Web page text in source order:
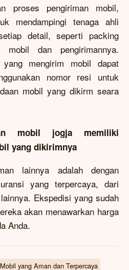
proses pengiriman mobil,
mendampingi tenaga ahli
detail, seperti packing
dan pengirimannya.
yang mengirim mobil dapat
nomor resi untuk
mobil yang dikirm seara
mobil jogja memiliki
yang dikirimnya
lainnya adalah dengan
yang terpercaya, dari
Ekspedisi yang sudah
akan menawarkan harga
Anda.
yang Aman dan Terpercaya